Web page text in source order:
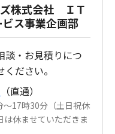
株式会社 ＩＴ
ス事業企画部
談・お見積りにつ
ださい。
（直通）
～17時30分（土日祝休
は休ませていただきま